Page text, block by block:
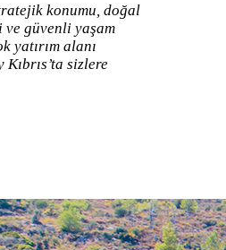
konumu, doğal
güvenli yaşam
yatırım alanı
sizlere